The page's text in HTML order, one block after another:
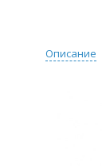
Описание